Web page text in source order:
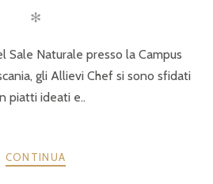
✻
Naturale presso la Campus
gli Allievi Chef si sono sfidati
piatti ideati e..
CONTINUA